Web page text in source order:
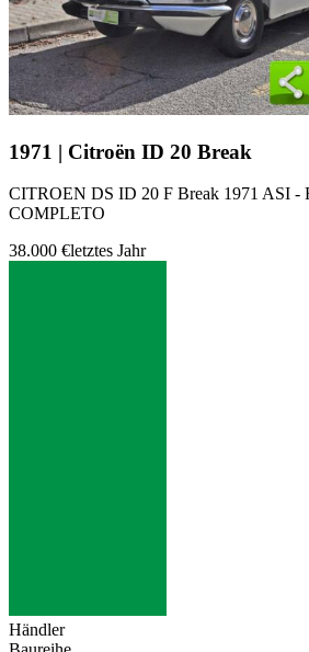
1971 | Citroën ID 20 Break
CITROEN DS ID 20 F Break 1971 ASI -
COMPLETO
38.000 €letztes Jahr
Händler